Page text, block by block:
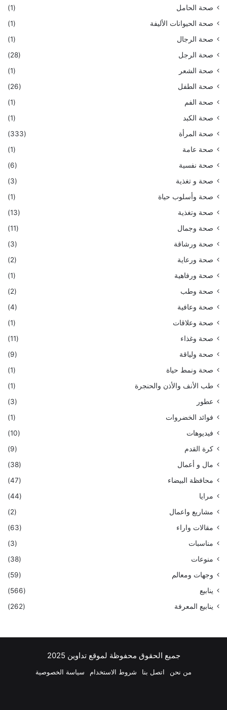
صحة الحامل
(1)
صحة الحيوانات الأليفة
(1)
صحة الرجال
(1)
صحة الرجل
(28)
صحة الشعر
(1)
صحة الطفل
(26)
صحة الفم
(1)
صحة الكبد
(1)
صحة المرأة
(333)
صحة عامة
(1)
صحة نفسية
(6)
صحة و تغذية
(3)
صحة وأسلوب حياة
(1)
صحة وتغذية
(13)
صحة وجمال
(11)
صحة ورشاقة
(3)
صحة ورعاية
(2)
صحة ورفاهية
(1)
صحة وطب
(2)
صحة وعافية
(4)
صحة وعلاقات
(1)
صحة وغذاء
(11)
صحة ولياقة
(9)
صحة ونمط حياة
(1)
طب الأنف والأذن والحنجرة
(1)
عطور
(3)
فوائد الخضروات
(1)
فيديوهات
(10)
كرة القدم
(9)
مال و أعمال
(38)
محافظة البيضاء
(47)
مرايا
(44)
مشاريع واعمال
(2)
مقالات واراء
(63)
مناسبات
(3)
منوعات
(38)
وجهات ومعالم
(59)
ينابيع
(566)
ينابيع المعرفة
(262)
جميع الحقوق محفوظة لموقع تداوين 2025
من نحن اتصل بنا شروط الاستخدام سياسة الخصوصية